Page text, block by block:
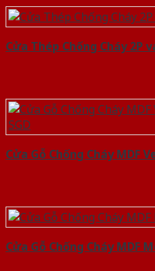
Cửa Thép Chống Cháy 2P
Cửa Gỗ Chống Cháy MDF
Cửa Gỗ Chống Cháy MDF